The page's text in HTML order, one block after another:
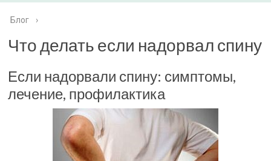
Блог ›
Что делать если надорвал спину
Если надорвали спину: симптомы,
лечение, профилактика